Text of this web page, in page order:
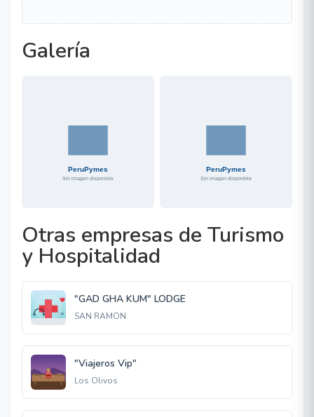
Galería
Otras empresas de Turismo
y Hospitalidad
"GAD GHA KUM" LODGE
SAN RAMON
"Viajeros Vip"
Los Olivos